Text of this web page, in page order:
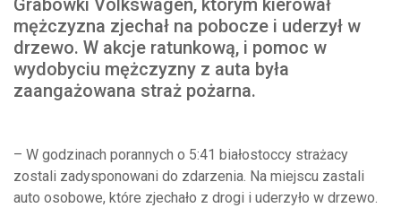
Grabówki Volkswagen, którym kierował
mężczyzna zjechał na pobocze i uderzył w
drzewo. W akcje ratunkową, i pomoc w
wydobyciu mężczyzny z auta była
zaangażowana straż pożarna.
– W godzinach porannych o 5:41 białostoccy strażacy
zostali zadysponowani do zdarzenia. Na miejscu zastali
auto osobowe, które zjechało z drogi i uderzyło w drzewo.